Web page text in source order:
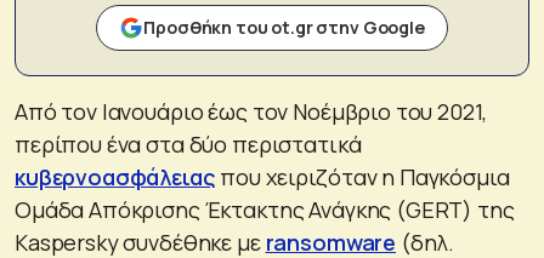
Προσθήκη του ot.gr στην Google
Από τον Ιανουάριο έως τον Νοέμβριο του 2021,
περίπου ένα στα δύο περιστατικά
κυβερνοασφάλειας που χειριζόταν η Παγκόσμια
Ομάδα Απόκρισης Έκτακτης Ανάγκης (GERT) της
Kaspersky συνδέθηκε με ransomware (δηλ.